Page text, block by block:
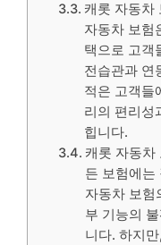
캐롯 자동차
자동차 보험
택으로 고객
전습관과 연
적은 고객들
리의 편리성
힙니다.
캐롯 자동차
든 보험에는
자동차 보험
부 기능의
니다. 하지